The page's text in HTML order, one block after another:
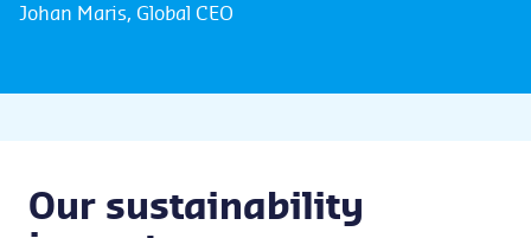
Johan Maris, Global CEO
Our sustainability